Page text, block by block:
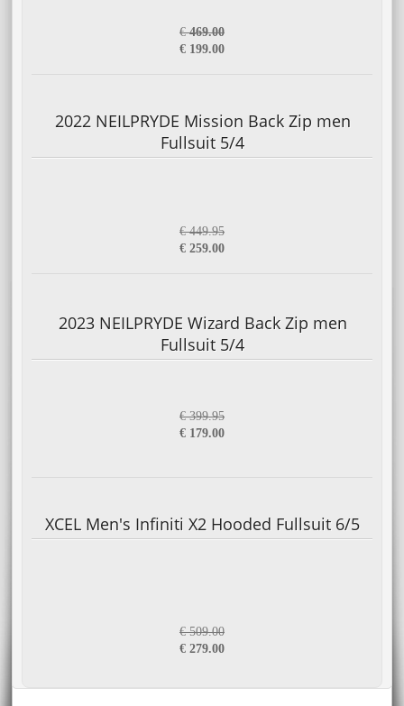
€469.00
€ 199.00
2022 NEILPRYDE Mission Back Zip men
Fullsuit 5/4
€ 449.95
€ 259.00
2023 NEILPRYDE Wizard Back Zip men
Fullsuit 5/4
€ 399.95
€ 179.00
XCEL Men's Infiniti X2 Hooded Fullsuit 6/5
€ 509.00
€ 279.00